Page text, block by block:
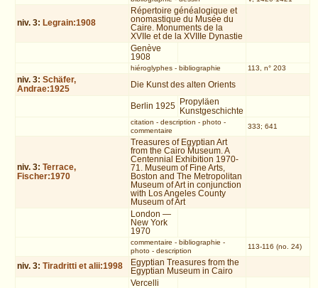
niv. 3: Legrain:1908
Répertoire généalogique et
onomastique du Musée du
Caire. Monuments de la
XVIIe et de la XVIIIe Dynastie
Genève
1908
hiéroglyphes- bibliographie 113, n° 203
niv. 3:Schäfer,
Andrae:1925
Die Kunst des alten Orients
Berlin 1925 Propyläen
Kunstgeschichte
citation - description - photo-
commentaire
333; 641
niv. 3:Terrace,
Fischer:1970
Treasures of Egyptian Art
from the Cairo Museum. A
Centennial Exhibition 1970-
71. Museum of Fine Arts,
Boston and The Metropolitan
Museum of Art in conjunction
with Los Angeles County
Museum of Art
London —
New York
1970
commentaire - bibliographie -
photo- description
113-116 (no. 24)
niv. 3:Tiradritti et alii:1998
Egyptian Treasures from the
Egyptian Museum in Cairo
Vercelli